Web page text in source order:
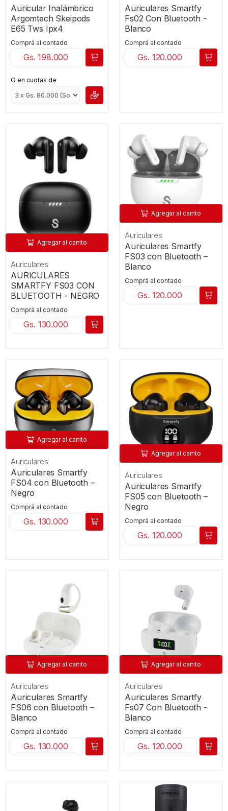
Auricular Inalámbrico
Argomtech Skeipods
E65 Tws Ipx4
Comprá al contado
Gs. 198.000
O en cuotas de
Auriculares Smartfy
Fs02 Con Bluetooth -
Blanco
Comprá al contado
Gs. 120.000
Agregar al carrito
Auriculares
AURICULARES
SMARTFY FS03 CON
BLUETOOTH - NEGRO
Comprá al contado
Gs. 130.000
Agregar al carrito
Auriculares
Auriculares Smartfy
FS03 con Bluetooth –
Blanco
Comprá al contado
Gs. 120.000
Agregar al carrito
Auriculares
Auriculares Smartfy
FS04 con Bluetooth –
Negro
Comprá al contado
Gs. 130.000
Agregar al carrito
Auriculares
Auriculares Smartfy
FS05 con Bluetooth –
Negro
Comprá al contado
Gs. 120.000
Agregar al carrito
Auriculares
Auriculares Smartfy
FS06 con Bluetooth –
Blanco
Comprá al contado
Gs. 130.000
Agregar al carrito
Auriculares
Auriculares Smartfy
Fs07 Con Bluetooth -
Blanco
Comprá al contado
Gs. 120.000